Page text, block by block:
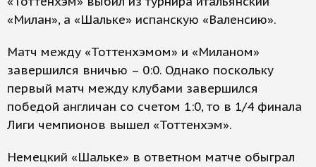
«Милан», а «Шальке» испанскую «Валенсию».
Матч между «Тоттенхэмом» и «Миланом»
завершился вничью – 0:0. Однако поскольку
первый матч между клубами завершился
победой англичан со счетом 1:0, то в 1/4 финала
Лиги чемпионов вышел «Тоттенхэм».
Немецкий «Шальке» в ответном матче обыграл